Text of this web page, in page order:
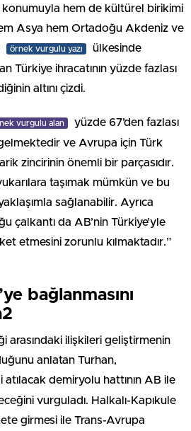
konumuyla hem de kültürel birikimi
Asya hem Ortadoğu Akdeniz ve
örnek vurgulu yazı
ülkesinde
Türkiye ihracatının yüzde fazlası
altını çizdi.
vurgulu alan
yüzde 67’den fazlası
ve Avrupa için Türk
zincirinin önemli bir parçasıdır.
taşımak mümkün ve bu
sağlanabilir. Ayrıca
çalkantı da AB’nin Türkiye’yle
etmesini zorunlu kılmaktadır.”
bağlanmasını
arasındaki ilişkileri geliştirmenin
anlatan Turhan,
atılacak demiryolu hattının AB ile
vurguladı. Halkalı-Kapıkule
girmesi ile Trans-Avrupa